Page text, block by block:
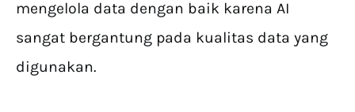
mengelola data dengan baik karena AI
sangat bergantung pada kualitas data yang
digunakan.